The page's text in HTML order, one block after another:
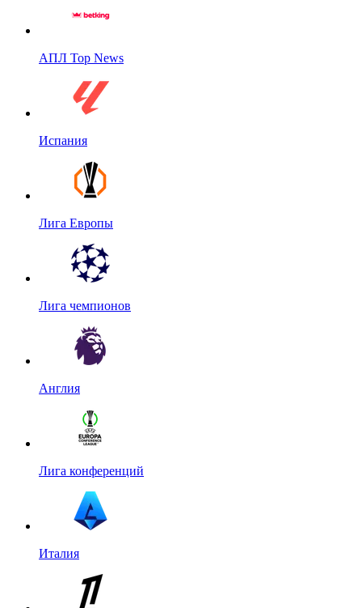
АПЛ Top News
Испания
Лига Европы
Лига чемпионов
Англия
Лига конференций
Италия